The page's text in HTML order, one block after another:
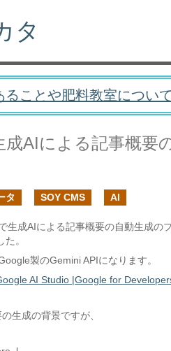
タ
ることや肥料教室につい
成AIによる記事概要
タ SOY CMS AI
生成AIによる記事概要の自動生成の
。
製のGemini APIになります。
AI Studio |Google for
生成の背景ですが、